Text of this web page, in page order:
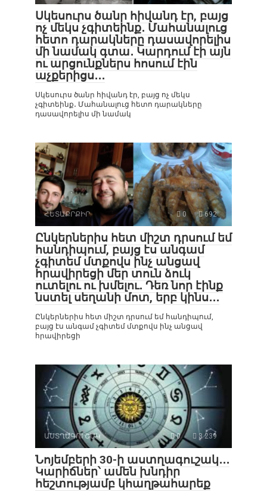
Սկեսուրս ծանր հիվանդ էր, բայց
ոչ մեկս չգիտեինք․ Մահանալուց
հետո դարակները դասավորելիս
մի նամակ գտա․ Կարդում էի այն
ու արցունքներս հոսում էին
աչքերիցս․․․
Սկեսուրս ծանր հիվանդ էր, բայց ոչ մեկս
չգիտեինք․ Մահանալուց հետո դարակները
դասավորելիս մի նամակ
ՀԵՏԱՔՐՔԻՐ 0 692
Ընկերներիս հետ միշտ դրսում եմ
հանդիպում, բայց էս անգամ
չգիտեմ մտքովս ինչ անցավ
հրավիրեցի մեր տուն ձուկ
ուտելու ու խմելու․ Դեռ նոր էինք
նստել սեղանի մոտ, երբ կինս․․․
Ընկերներիս հետ միշտ դրսում եմ հանդիպում,
բայց էս անգամ չգիտեմ մտքովս ինչ անցավ
հրավիրեցի
ԱՍՏՂԱԳՈՒՇԱԿ 0 3 239
Նոյեմբերի 30-ի աստղագուշակ․․․
Կարիճներ՝ ամեն խնդիր
հեշտությամբ կհաղթահարեք